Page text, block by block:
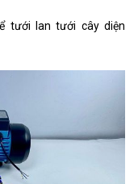
tưới lan tưới cây diện